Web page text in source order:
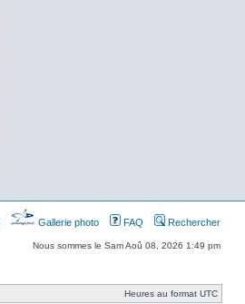
Gallerie photo FAQ Rechercher
Nous sommes le Sam Aoû 08, 2026 1:49 pm
Heures au format UTC